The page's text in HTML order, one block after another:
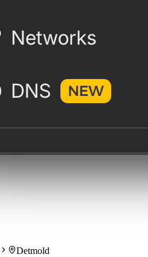
Detmold